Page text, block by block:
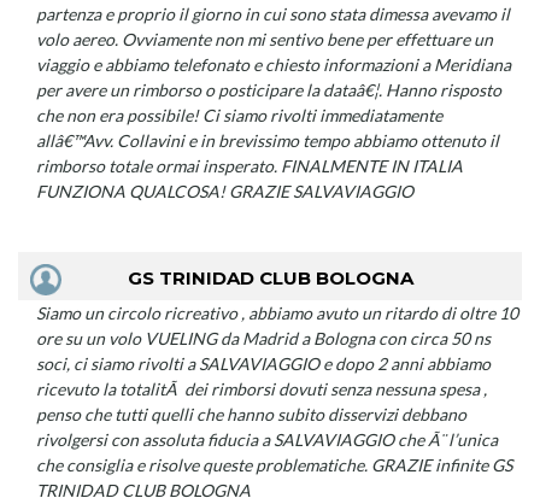
partenza e proprio il giorno in cui sono stata dimessa avevamo il
volo aereo. Ovviamente non mi sentivo bene per effettuare un
viaggio e abbiamo telefonato e chiesto informazioni a Meridiana
per avere un rimborso o posticipare la dataâ€¦. Hanno risposto
che non era possibile! Ci siamo rivolti immediatamente
allâ€™Avv. Collavini e in brevissimo tempo abbiamo ottenuto il
rimborso totale ormai insperato. FINALMENTE IN ITALIA
FUNZIONA QUALCOSA! GRAZIE SALVAVIAGGIO
GS TRINIDAD CLUB BOLOGNA
Siamo un circolo ricreativo , abbiamo avuto un ritardo di oltre 10
ore su un volo VUELING da Madrid a Bologna con circa 50 ns
soci, ci siamo rivolti a SALVAVIAGGIO e dopo 2 anni abbiamo
ricevuto la totalitÃ dei rimborsi dovuti senza nessuna spesa ,
penso che tutti quelli che hanno subito disservizi debbano
rivolgersi con assoluta fiducia a SALVAVIAGGIO che Ã¨ l’unica
che consiglia e risolve queste problematiche. GRAZIE infinite GS
TRINIDAD CLUB BOLOGNA